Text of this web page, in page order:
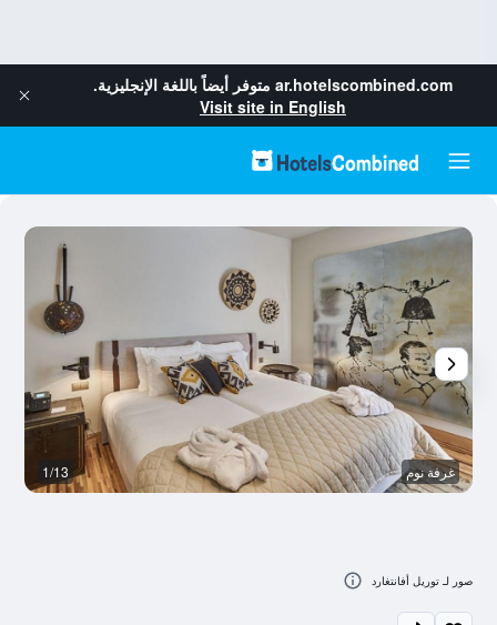
ar.hotelscombined.com متوفر أيضاً باللغة الإنجليزية.
Visit site in English
غرفة نوم 1/13
صور لـ توريل أفانتغارد